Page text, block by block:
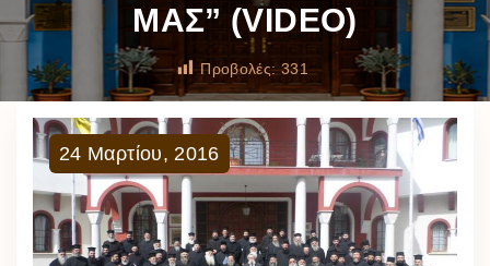
ΜΑΣ” (VIDEO)
Προβολές: 331
24 Μαρτίου, 2016